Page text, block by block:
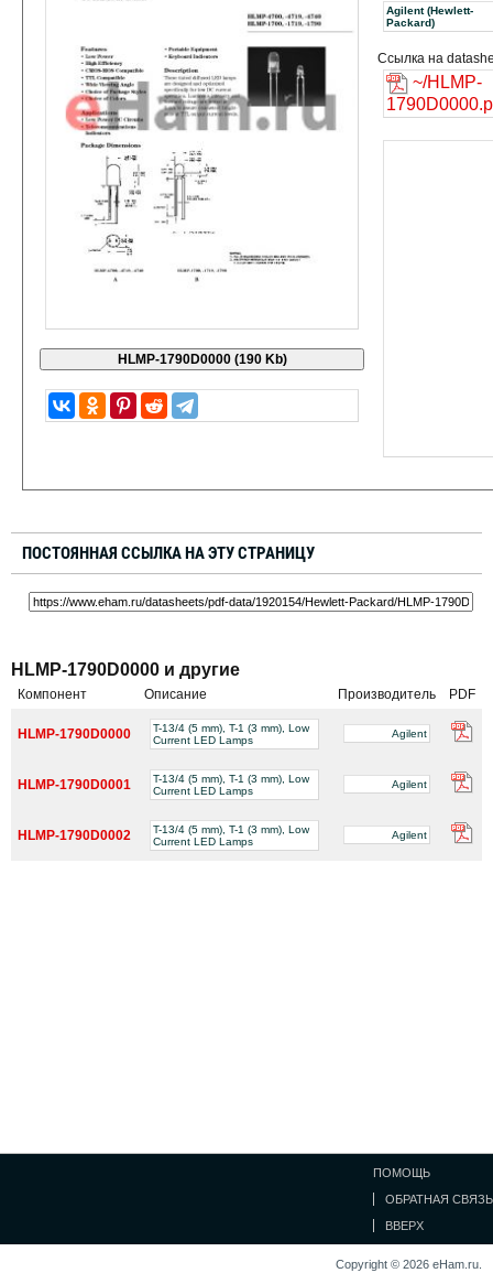
Agilent (Hewlett-
Packard)
Ссылка на
~/HLMP-
ПОСТОЯННАЯ ССЫЛКА НА ЭТУ СТРАНИЦУ
HLMP-1790D0000 и другие
Компонент Описание Производитель PDF
HLMP-1790D0000
T-13/4 (5 mm), T-1 (3 mm), Low
Current LED Lamps
Agilent
HLMP-1790D0001
T-13/4 (5 mm), T-1 (3 mm), Low
Current LED Lamps
Agilent
HLMP-1790D0002
T-13/4 (5 mm), T-1 (3 mm), Low
Current LED Lamps
Agilent
ПОМОЩЬ
ОБРАТНАЯ СВЯЗЬ
ВВЕРХ
Copyright © 2026 eHam.ru.